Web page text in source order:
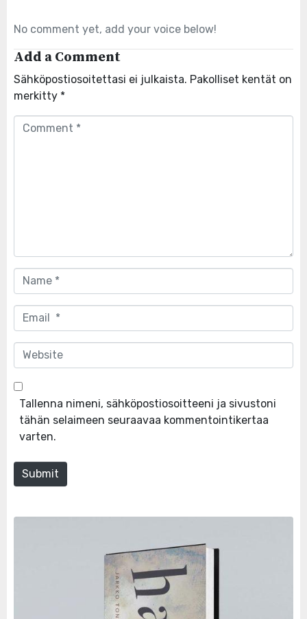
No comment yet, add your voice below!
Add a Comment
Sähköpostiosoitettasi ei julkaista. Pakolliset kentät on
merkitty *
Comment
Name
*
Email
*
Website
Tallenna nimeni, sähköpostiosoitteeni ja sivustoni
tähän selaimeen seuraavaa kommentointikertaa
varten.
Submit